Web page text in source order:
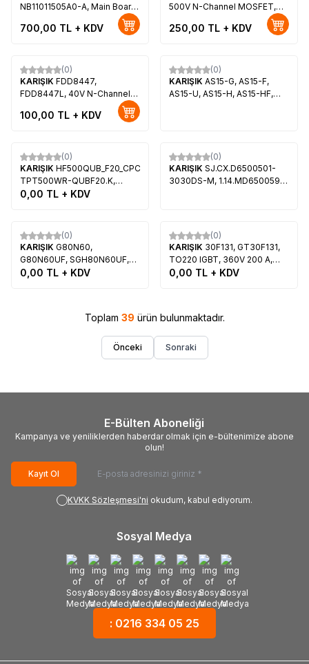
NB11011505A0-A, Main Board,
LG Display, LM230WF5-TLD1,
6091L-1711A, MEDION
700,00 TL + KDV
500V N-Channel MOSFET,
500V N-Channel MOSFET
250,00 TL + KDV
(0)
KARIŞIK FDD8447,
FDD8447L, 40V N-Channel
100,00 TL + KDV
(0)
KARIŞIK AS15-G, AS15-F,
AS15-U, AS15-H, AS15-HF,
(0)
KARIŞIK HF500QUB_F20_CPCB_V01,
TPT500WR-QUBF20.K,
VES500QNDB-N2-N41,
50PUS8007-62, ONVO
OV50350
0,00 TL + KDV
(0)
KARIŞIK SJ.CX.D6500501-
3030DS-M, 1.14.MD650059,
(0)
KARIŞIK G80N60,
G80N60UF, SGH80N60UF,
Transistor
0,00 TL + KDV
(0)
KARIŞIK 30F131, GT30F131,
TO220 IGBT, 360V 200 A,
IGBT Transistor
0,00 TL + KDV
Toplam 39 ürün bulunmaktadır.
Önceki Sonraki
E-Bülten Aboneliği
Kampanya ve yeniliklerden haberdar olmak için e-bültenimize abone
olun!
Kayıt Ol
KVKK Sözleşmesi'ni okudum, kabul ediyorum.
Sosyal Medya
: 0216 334 05 25